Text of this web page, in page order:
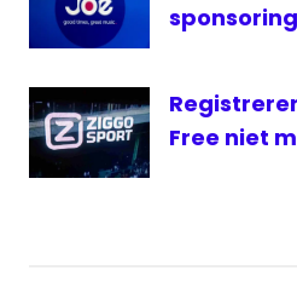
Radio
Vitesse
Vitesse
Live
Free niet